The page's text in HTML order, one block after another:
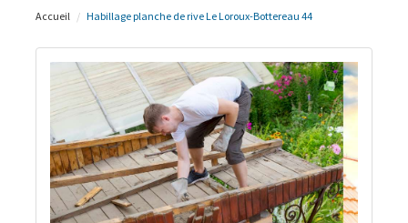
Accueil Habillage planche de rive Le Loroux-Bottereau 44